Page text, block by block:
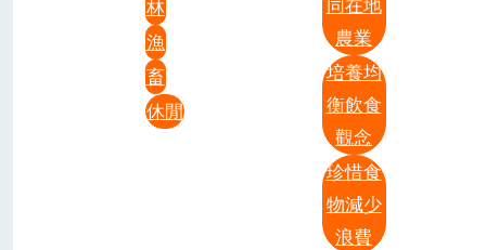
林
漁
畜
休閒
農業
培養均
衡飲食
觀念
珍惜食
物減少
浪費